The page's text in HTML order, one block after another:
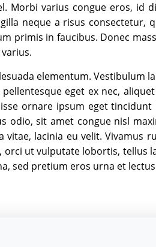
Morbi varius congue eros,
neque a risus
primis in faucibus. Donec
elementum. Vestibulum
eget ex nec,
ornare ipsum eget
odio, sit amet congue nisl
vitae, lacinia eu velit.
ut vulputate lobortis, tellus
sed pretium eros urna et